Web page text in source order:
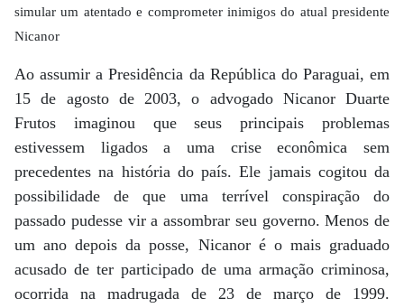
simular um atentado e comprometer inimigos do atual presidente
Nicanor
Ao assumir a Presidência da República do Paraguai, em
15 de agosto de 2003, o advogado Nicanor Duarte
Frutos imaginou que seus principais problemas
estivessem ligados a uma crise econômica sem
precedentes na história do país. Ele jamais cogitou da
possibilidade de que uma terrível conspiração do
passado pudesse vir a assombrar seu governo. Menos de
um ano depois da posse, Nicanor é o mais graduado
acusado de ter participado de uma armação criminosa,
ocorrida na madrugada de 23 de março de 1999.